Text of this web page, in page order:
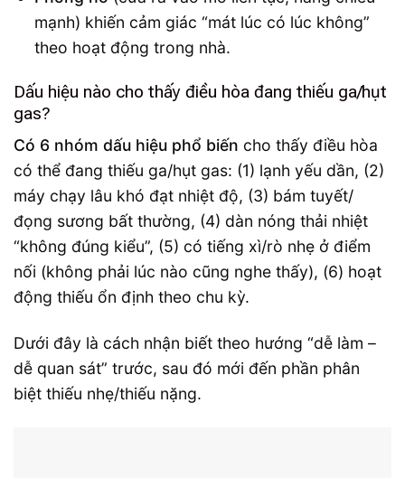
mạnh) khiến cảm giác “mát lúc có lúc không”
theo hoạt động trong nhà.
Dấu hiệu nào cho thấy điều hòa đang thiếu ga/hụt
gas?
Có 6 nhóm dấu hiệu phổ biến cho thấy điều hòa
có thể đang thiếu ga/hụt gas: (1) lạnh yếu dần, (2)
máy chạy lâu khó đạt nhiệt độ, (3) bám tuyết/
đọng sương bất thường, (4) dàn nóng thải nhiệt
“không đúng kiểu”, (5) có tiếng xì/rò nhẹ ở điểm
nối (không phải lúc nào cũng nghe thấy), (6) hoạt
động thiếu ổn định theo chu kỳ.
Dưới đây là cách nhận biết theo hướng “dễ làm –
dễ quan sát” trước, sau đó mới đến phần phân
biệt thiếu nhẹ/thiếu nặng.